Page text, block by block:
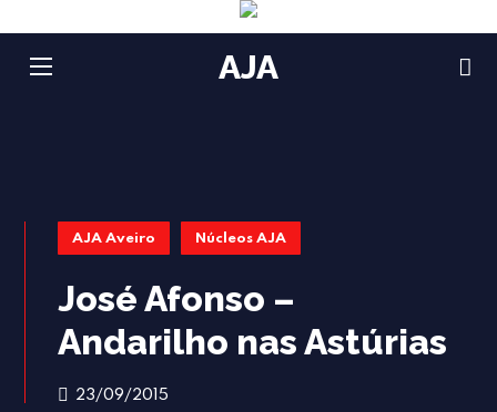
AJA
AJA Aveiro Núcleos AJA
José Afonso –
Andarilho nas Astúrias
23/09/2015